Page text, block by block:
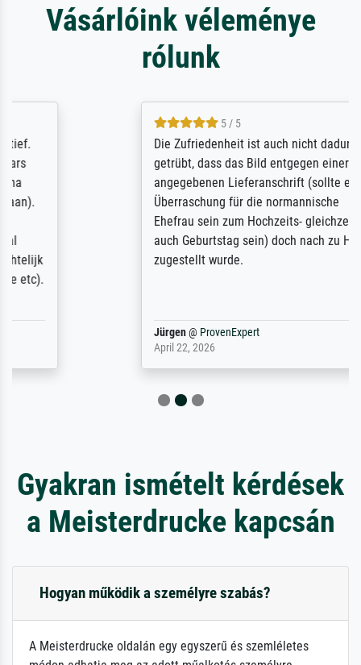
Vásárlóink véleménye
rólunk
Die Zufriedenheit ist auch nicht dadurch
getrübt, dass das Bild entgegen einer
angegebenen Lieferanschrift (sollte eine
Überraschung für die normannische
Ehefrau sein zum Hochzeits- gleichzeitig
auch Geburtstag sein) doch nach zu Hause
zugestellt wurde.
ProvenExpert
Gyakran ismételt kérdések
a Meisterdrucke kapcsán
Hogyan működik a személyre szabás?
A Meisterdrucke oldalán egy egyszerű és szemléletes